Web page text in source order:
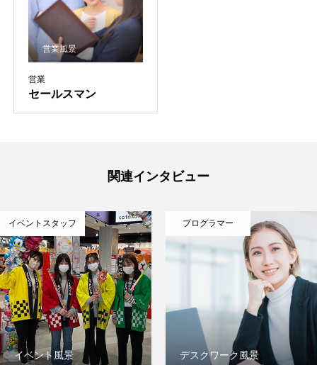
事業内容
求人情報
HOME 会社概要 事業内容
営業
セールスマン
営業風景
関連インタビュー
イベントスタッフ
イベント風景
プログラマー
デスクワーク風景